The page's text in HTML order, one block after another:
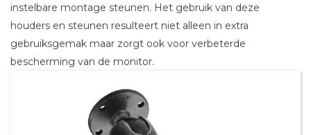
instelbare montage steunen. Het gebruik van deze
houders en steunen resulteert niet alleen in extra
gebruiksgemak maar zorgt ook voor verbeterde
bescherming van de monitor.